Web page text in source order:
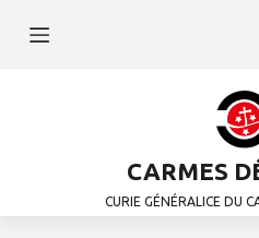
CARMES
CURIE GÉNÉRALICE DU